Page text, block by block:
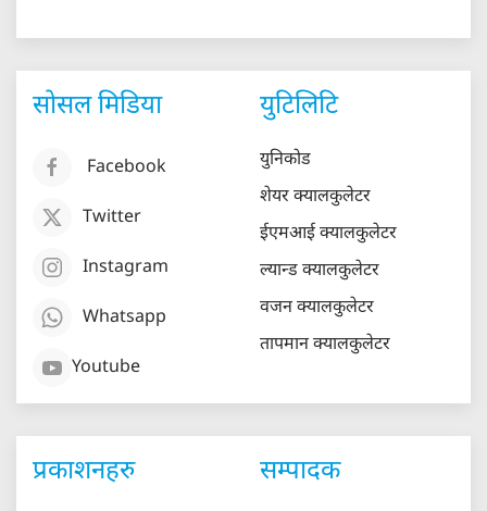
सोसल मिडिया
Facebook
Twitter
Instagram
Whatsapp
Youtube
युटिलिटि
युनिकोड
शेयर क्यालकुलेटर
ईएमआई क्यालकुलेटर
ल्यान्ड क्यालकुलेटर
वजन क्यालकुलेटर
तापमान क्यालकुलेटर
प्रकाशनहरु सम्पादक